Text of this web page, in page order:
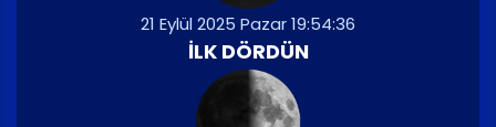
21 Eylül 2025 Pazar 19:54:36
İLK DÖRDÜN